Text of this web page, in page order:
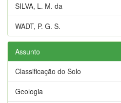
SILVA, L. M. da
WADT, P. G. S.
Assunto
Classificação do Solo
Geologia